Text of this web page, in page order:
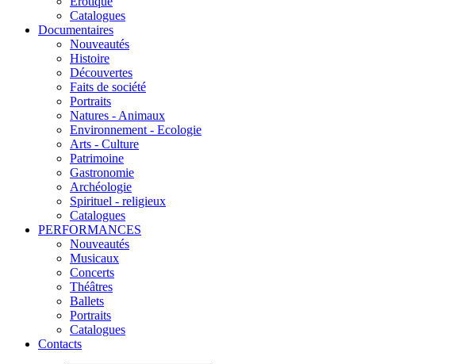
Catalogues
Documentaires
Nouveautés
Histoire
Découvertes
Faits de société
Portraits
Natures - Animaux
Environnement - Ecologie
Arts - Culture
Patrimoine
Gastronomie
Archéologie
Spirituel - religieux
Catalogues
PERFORMANCES
Nouveautés
Musicaux
Concerts
Théâtres
Ballets
Portraits
Catalogues
Contacts
175927415